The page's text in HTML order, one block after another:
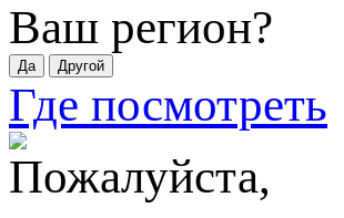
Ваш регион?
Где посмотреть